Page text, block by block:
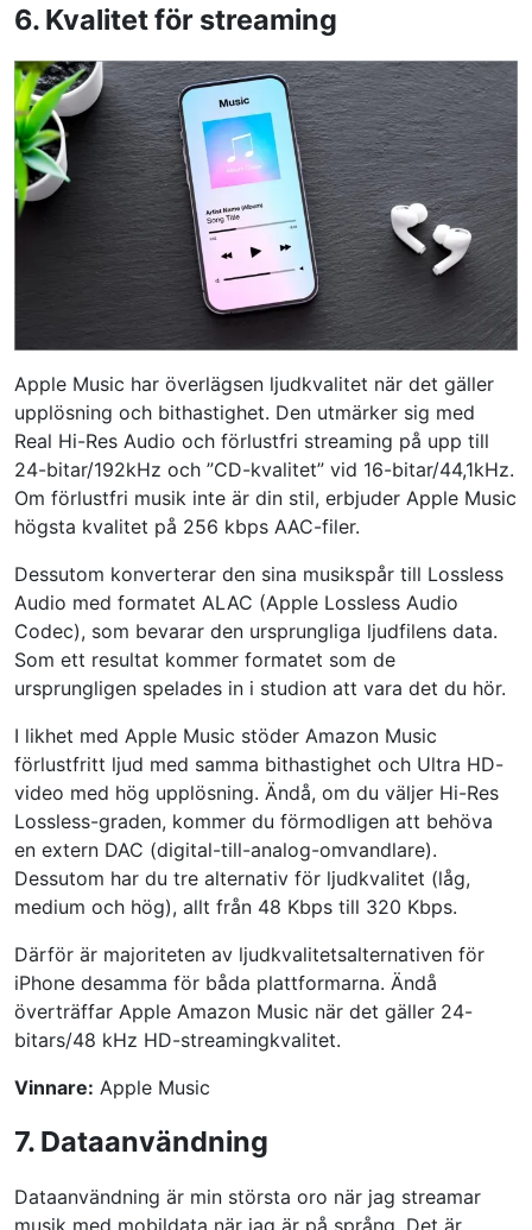
6. Kvalitet för streaming
Apple Music har överlägsen ljudkvalitet när det gäller
upplösning och bithastighet. Den utmärker sig med
Real Hi-Res Audio och förlustfri streaming på upp till
24-bitar/192kHz och ”CD-kvalitet” vid 16-bitar/44,1kHz.
Om förlustfri musik inte är din stil, erbjuder Apple Music
högsta kvalitet på 256 kbps AAC-filer.
Dessutom konverterar den sina musikspår till Lossless
Audio med formatet ALAC (Apple Lossless Audio
Codec), som bevarar den ursprungliga ljudfilens data.
Som ett resultat kommer formatet som de
ursprungligen spelades in i studion att vara det du hör.
I likhet med Apple Music stöder Amazon Music
förlustfritt ljud med samma bithastighet och Ultra HD-
video med hög upplösning. Ändå, om du väljer Hi-Res
Lossless-graden, kommer du förmodligen att behöva
en extern DAC (digital-till-analog-omvandlare).
Dessutom har du tre alternativ för ljudkvalitet (låg,
medium och hög), allt från 48 Kbps till 320 Kbps.
Därför är majoriteten av ljudkvalitetsalternativen för
iPhone desamma för båda plattformarna. Ändå
överträffar Apple Amazon Music när det gäller 24-
bitars/48 kHz HD-streamingkvalitet.
Vinnare: Apple Music
7. Dataanvändning
Dataanvändning är min största oro när jag streamar
musik med mobildata när jag är på språng. Det är